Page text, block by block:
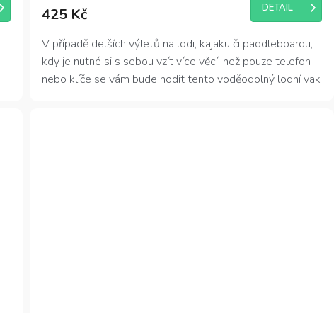
je
z
5
hvězdiček.
425 Kč DETAIL
V případě delších výletů na lodi, kajaku či paddleboardu,
kdy je nutné si s sebou vzít více věcí, než pouze telefon
nebo klíče se vám bude hodit tento voděodolný lodní vak